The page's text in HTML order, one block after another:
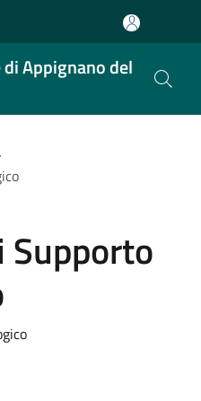
di Appignano del